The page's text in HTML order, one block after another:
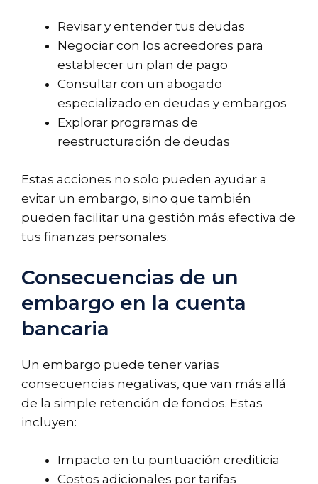
Revisar y entender tus deudas
Negociar con los acreedores para
establecer un plan de pago
Consultar con un abogado
especializado en deudas y embargos
Explorar programas de
reestructuración de deudas
Estas acciones no solo pueden ayudar a
evitar un embargo, sino que también
pueden facilitar una gestión más efectiva de
tus finanzas personales.
Consecuencias de un
embargo en la cuenta
bancaria
Un embargo puede tener varias
consecuencias negativas, que van más allá
de la simple retención de fondos. Estas
incluyen:
Impacto en tu puntuación crediticia
Costos adicionales por tarifas